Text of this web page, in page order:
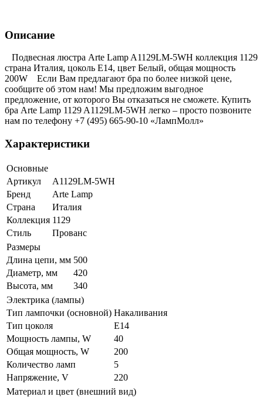
Описание
Подвесная люстра Arte Lamp A1129LM-5WH коллекция 1129
страна Италия, цоколь E14, цвет Белый, общая мощность
200W Если Вам предлагают бра по более низкой цене,
сообщите об этом нам! Мы предложим выгодное
предложение, от которого Вы отказаться не сможете. Купить
бра Arte Lamp 1129 A1129LM-5WH легко – просто позвоните
нам по телефону +7 (495) 665-90-10 «ЛампМолл»
Характеристики
Основные
Артикул
A1129LM-5WH
Бренд
Arte Lamp
Страна
Италия
Коллекция 1129
Стиль
Прованс
Размеры
Длина цепи, мм 500
Диаметр, мм
420
Высота, мм
340
Электрика (лампы)
Тип лампочки (основной) Накаливания
Тип цоколя
E14
Мощность лампы, W
40
Общая мощность, W
200
Количество ламп
5
Напряжение, V
220
Материал и цвет (внешний вид)